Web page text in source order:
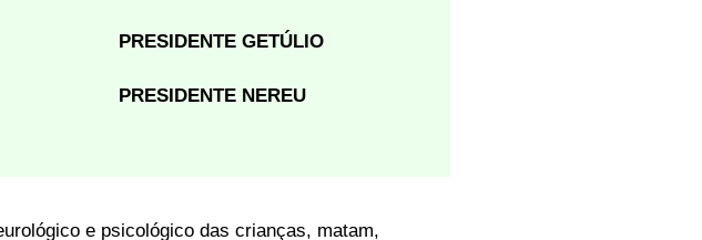
PRESIDENTE GETÚLIO
PRESIDENTE NEREU
e psicológico das crianças, matam,